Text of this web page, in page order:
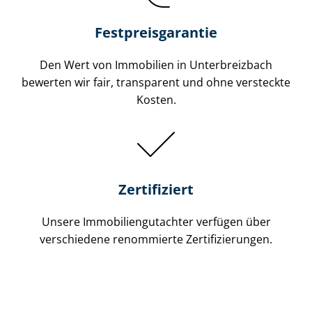
Festpreis​garantie
Den Wert von Immobilien in Unterbreizbach
bewerten wir fair, transparent und ohne versteckte
Kosten.
Zertifiziert
Unsere Immobilien­gutachter verfügen über
verschiedene renommierte Zer­ti­fi­zie­run­gen.